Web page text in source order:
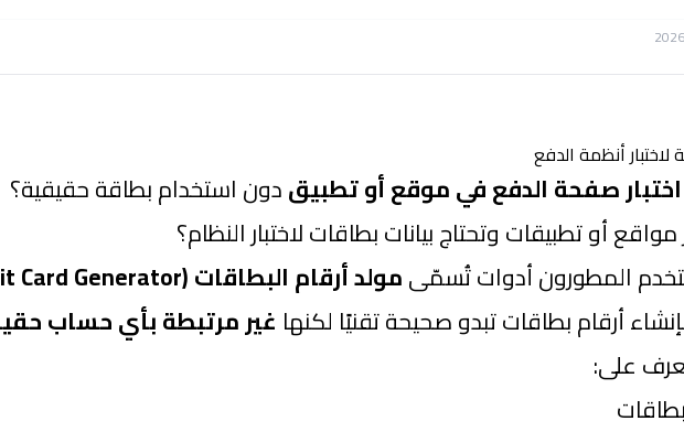
أنظمة الدفع
اختبار صفحة الدفع في موقع أو تطبيقدون استخدام بطاقة حقيقية؟
أو تطبيقات وتحتاج بيانات بطاقات لاختبار النظام؟
المطورون أدوات تُسمّىمولد أرقام البطاقات (Credit Card Generator)
أرقام بطاقات تبدو صحيحة تقنيًا لكنها غير مرتبطة بأي حساب
على: